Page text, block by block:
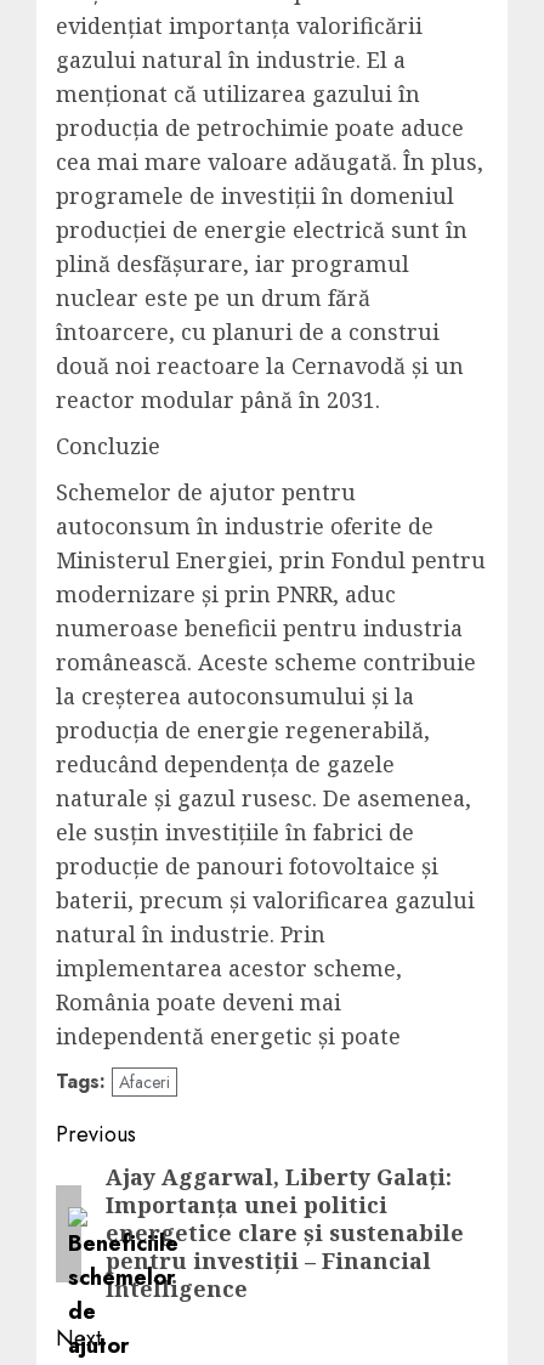
evidențiat importanța valorificării
gazului natural în industrie. El a
menționat că utilizarea gazului în
producția de petrochimie poate aduce
cea mai mare valoare adăugată. În plus,
programele de investiții în domeniul
producției de energie electrică sunt în
plină desfășurare, iar programul
nuclear este pe un drum fără
întoarcere, cu planuri de a construi
două noi reactoare la Cernavodă și un
reactor modular până în 2031.
Concluzie
Schemelor de ajutor pentru
autoconsum în industrie oferite de
Ministerul Energiei, prin Fondul pentru
modernizare și prin PNRR, aduc
numeroase beneficii pentru industria
românească. Aceste scheme contribuie
la creșterea autoconsumului și la
producția de energie regenerabilă,
reducând dependența de gazele
naturale și gazul rusesc. De asemenea,
ele susțin investițiile în fabrici de
producție de panouri fotovoltaice și
baterii, precum și valorificarea gazului
natural în industrie. Prin
implementarea acestor scheme,
România poate deveni mai
independentă energetic și poate
Tags: Afaceri
Post
navigation
Previous
Previous
post:
Ajay Aggarwal, Liberty Galați:
Importanța unei politici
energetice clare și sustenabile
pentru investiții – Financial
Intelligence
Next